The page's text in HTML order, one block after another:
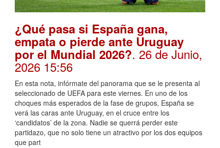
¿Qué pasa si España gana,
empata o pierde ante Uruguay
por el Mundial 2026?. 26 de Junio,
2026 15:56
En esta nota, infórmate del panorama que se le presenta al
seleccionado de UEFA para este viernes. En uno de los
choques más esperados de la fase de grupos, España se
verá las caras ante Uruguay, en el cruce entre los
‘candidatos’ de la zona. Nadie se querrá perder este
partidazo, que no solo tiene un atractivo por los dos equipos
que part